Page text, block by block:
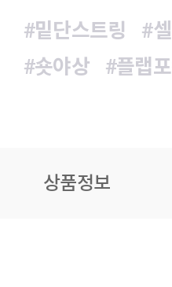
#밑단스트링 #
#숏야상
#플랩
상품정보